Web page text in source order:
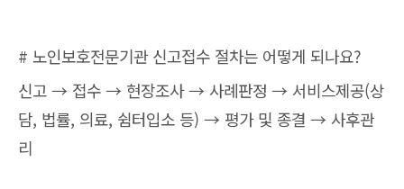
# 노인보호전문기관 신고접수 절차는 어떻게 되나요?
신고 → 접수 → 현장조사 → 사례판정 → 서비스제공(상
담, 법률, 의료, 쉼터입소 등) → 평가 및 종결 → 사후관
리